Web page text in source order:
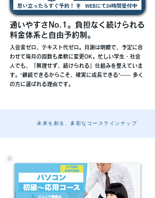
通いやすさNo.1。負担なく続けられる
料金体系と自由予約制。
入会金ゼロ、テキスト代ゼロ。月謝は明瞭で、予定に合
わせて毎月の回数も柔軟に変更OK。忙しい学生・社会
人でも、「無理せず、続けられる」仕組みを整えていま
す。“継続できるからこそ、確実に成長できる”—— 多く
の方に選ばれる理由です。
未来を創る、多彩なコースラインナップ